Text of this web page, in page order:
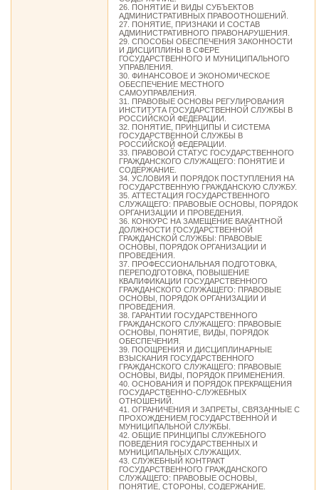
26. ПОНЯТИЕ И ВИДЫ СУБЪЕКТОВ
АДМИНИСТРАТИВНЫХ ПРАВООТНОШЕНИЙ.
27. ПОНЯТИЕ, ПРИЗНАКИ И СОСТАВ
АДМИНИСТРАТИВНОГО ПРАВОНАРУШЕНИЯ.
29. СПОСОБЫ ОБЕСПЕЧЕНИЯ ЗАКОННОСТИ
И ДИСЦИПЛИНЫ В СФЕРЕ
ГОСУДАРСТВЕННОГО И МУНИЦИПАЛЬНОГО
УПРАВЛЕНИЯ.
30. ФИНАНСОВОЕ И ЭКОНОМИЧЕСКОЕ
ОБЕСПЕЧЕНИЕ МЕСТНОГО
САМОУПРАВЛЕНИЯ.
31. ПРАВОВЫЕ ОСНОВЫ РЕГУЛИРОВАНИЯ
ИНСТИТУТА ГОСУДАРСТВЕННОЙ СЛУЖБЫ В
РОССИЙСКОЙ ФЕДЕРАЦИИ.
32. ПОНЯТИЕ, ПРИНЦИПЫ И СИСТЕМА
ГОСУДАРСТВЕННОЙ СЛУЖБЫ В
РОССИЙСКОЙ ФЕДЕРАЦИИ.
33. ПРАВОВОЙ СТАТУС ГОСУДАРСТВЕННОГО
ГРАЖДАНСКОГО СЛУЖАЩЕГО: ПОНЯТИЕ И
СОДЕРЖАНИЕ.
34. УСЛОВИЯ И ПОРЯДОК ПОСТУПЛЕНИЯ НА
ГОСУДАРСТВЕННУЮ ГРАЖДАНСКУЮ СЛУЖБУ.
35. АТТЕСТАЦИЯ ГОСУДАРСТВЕННОГО
СЛУЖАЩЕГО: ПРАВОВЫЕ ОСНОВЫ, ПОРЯДОК
ОРГАНИЗАЦИИ И ПРОВЕДЕНИЯ.
36. КОНКУРС НА ЗАМЕЩЕНИЕ ВАКАНТНОЙ
ДОЛЖНОСТИ ГОСУДАРСТВЕННОЙ
ГРАЖДАНСКОЙ СЛУЖБЫ: ПРАВОВЫЕ
ОСНОВЫ, ПОРЯДОК ОРГАНИЗАЦИИ И
ПРОВЕДЕНИЯ.
37. ПРОФЕССИОНАЛЬНАЯ ПОДГОТОВКА,
ПЕРЕПОДГОТОВКА, ПОВЫШЕНИЕ
КВАЛИФИКАЦИИ ГОСУДАРСТВЕННОГО
ГРАЖДАНСКОГО СЛУЖАЩЕГО: ПРАВОВЫЕ
ОСНОВЫ, ПОРЯДОК ОРГАНИЗАЦИИ И
ПРОВЕДЕНИЯ.
38. ГАРАНТИИ ГОСУДАРСТВЕННОГО
ГРАЖДАНСКОГО СЛУЖАЩЕГО: ПРАВОВЫЕ
ОСНОВЫ, ПОНЯТИЕ, ВИДЫ, ПОРЯДОК
ОБЕСПЕЧЕНИЯ.
39. ПООЩРЕНИЯ И ДИСЦИПЛИНАРНЫЕ
ВЗЫСКАНИЯ ГОСУДАРСТВЕННОГО
ГРАЖДАНСКОГО СЛУЖАЩЕГО: ПРАВОВЫЕ
ОСНОВЫ, ВИДЫ, ПОРЯДОК ПРИМЕНЕНИЯ.
40. ОСНОВАНИЯ И ПОРЯДОК ПРЕКРАЩЕНИЯ
ГОСУДАРСТВЕННО-СЛУЖЕБНЫХ
ОТНОШЕНИЙ.
41. ОГРАНИЧЕНИЯ И ЗАПРЕТЫ, СВЯЗАННЫЕ С
ПРОХОЖДЕНИЕМ ГОСУДАРСТВЕННОЙ И
МУНИЦИПАЛЬНОЙ СЛУЖБЫ.
42. ОБЩИЕ ПРИНЦИПЫ СЛУЖЕБНОГО
ПОВЕДЕНИЯ ГОСУДАРСТВЕННЫХ И
МУНИЦИПАЛЬНЫХ СЛУЖАЩИХ.
43. СЛУЖЕБНЫЙ КОНТРАКТ
ГОСУДАРСТВЕННОГО ГРАЖДАНСКОГО
СЛУЖАЩЕГО: ПРАВОВЫЕ ОСНОВЫ,
ПОНЯТИЕ, СТОРОНЫ, СОДЕРЖАНИЕ.